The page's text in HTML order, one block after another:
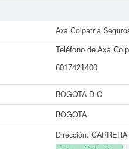
Axa Colpatria
Teléfono de Axa
6017421400
BOGOTA D C
BOGOTA
Dirección: